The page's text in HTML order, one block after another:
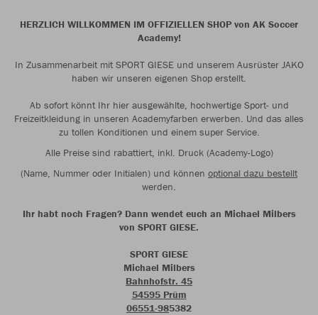
HERZLICH WILLKOMMEN IM OFFIZIELLEN SHOP von AK Soccer
Academy!
In Zusammenarbeit mit SPORT GIESE und unserem Ausrüster JAKO
haben wir unseren eigenen Shop erstellt.
Ab sofort könnt Ihr hier ausgewählte, hochwertige Sport- und
Freizeitkleidung in unseren Academyfarben erwerben. Und das alles
zu tollen Konditionen und einem super Service.
Alle Preise sind rabattiert, inkl. Druck (Academy-Logo)
(Name, Nummer oder Initialen) und können optional dazu bestellt
werden.
Ihr habt noch Fragen? Dann wendet euch an Michael Milbers
von SPORT GIESE.
SPORT GIESE
Michael Milbers
Bahnhofstr. 45
54595 Prüm
06551-985382